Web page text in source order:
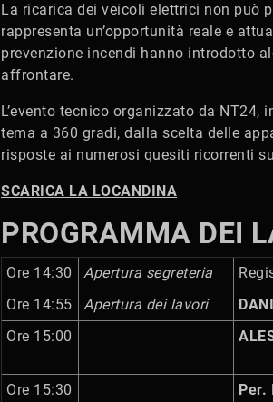
La ricarica dei veicoli elettrici non può
rappresenta un’opportunità reale e
prevenzione incendi hanno introdotto
affrontare.
L’evento tecnico organizzato da
tema a 360 gradi, dalla scelta delle
risposte ai numerosi quesiti ricorrenti
SCARICA LA LOCANDINA
PROGRAMMA DEI
Ore 14:30 Apertura segreteria
Ore 14:55
Apertura dei lavori
Ore 15:00
Ore 15:30
Per.